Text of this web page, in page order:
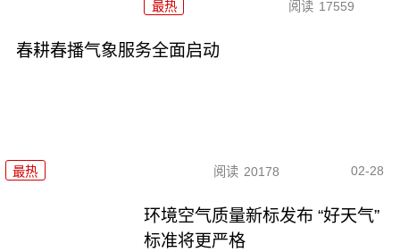
最热 阅读 17559
春耕春播气象服务全面启动
最热 阅读 20178 02-28
环境空气质量新标发布 “好天气”
标准将更严格